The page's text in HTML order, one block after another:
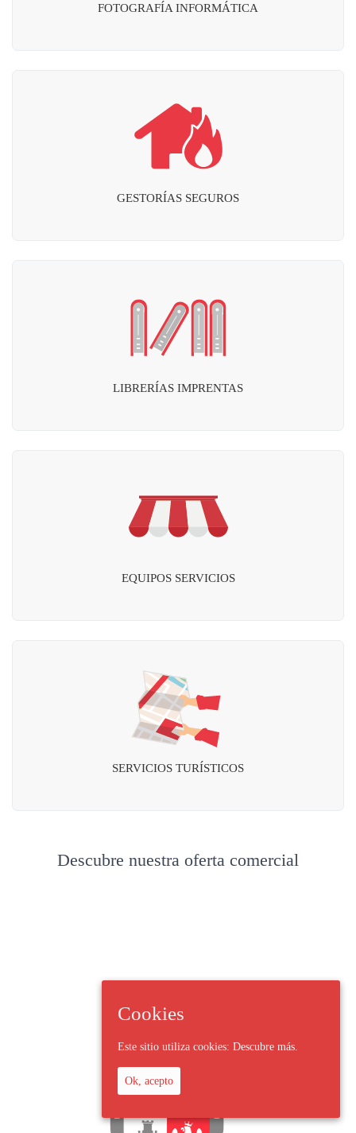
FOTOGRAFÍA INFORMÁTICA
GESTORÍAS SEGUROS
LIBRERÍAS IMPRENTAS
EQUIPOS SERVICIOS
SERVICIOS TURÍSTICOS
Descubre nuestra oferta comercial
Cookies
Este sitio utiliza cookies: Descubre más.
Ok, acepto